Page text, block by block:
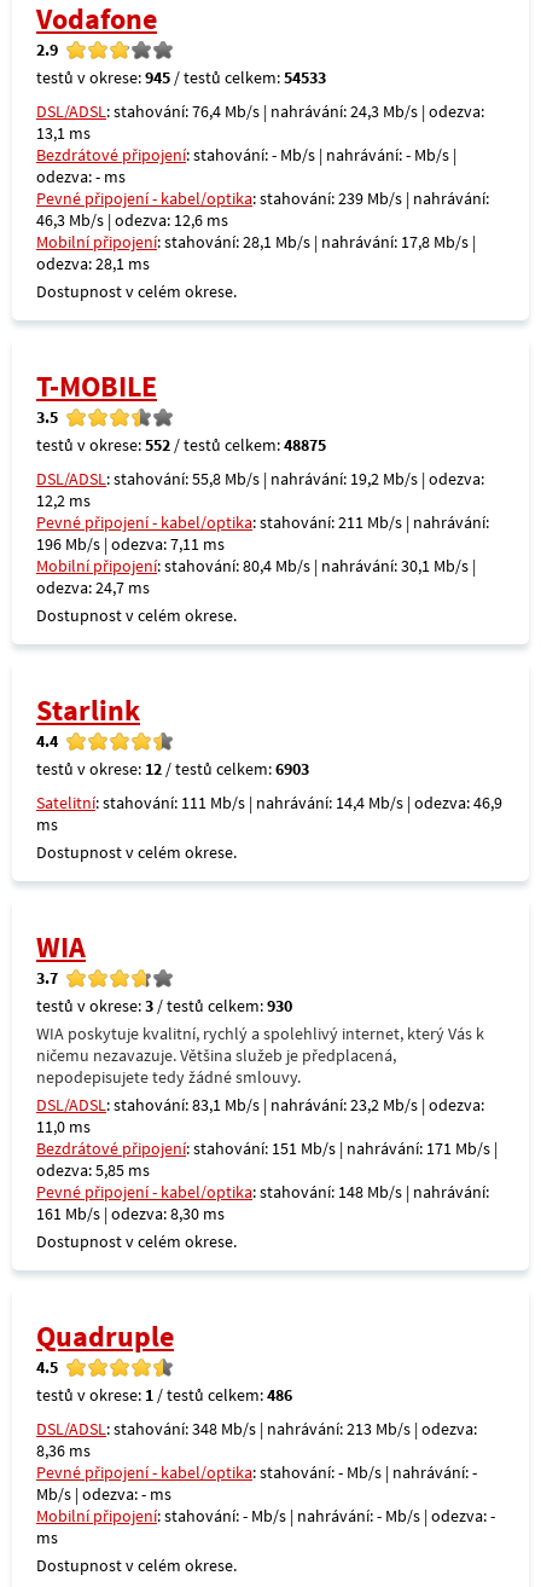
Vodafone
2.9
testů v okrese:945 / testů celkem:54533
DSL/ADSL: stahování: 76,4 Mb/s | nahrávání: 24,3 Mb/s | odezva:
13,1 ms
Bezdrátové připojení: stahování: - Mb/s | nahrávání: - Mb/s |
odezva: - ms
Pevné připojení - kabel/optika: stahování: 239 Mb/s | nahrávání:
46,3 Mb/s | odezva: 12,6 ms
Mobilní připojení: stahování: 28,1 Mb/s | nahrávání: 17,8 Mb/s |
odezva: 28,1 ms
Dostupnost v celém okrese.
T-MOBILE
3.5
testů v okrese:552 / testů celkem:48875
DSL/ADSL: stahování: 55,8 Mb/s | nahrávání: 19,2 Mb/s | odezva:
12,2 ms
Pevné připojení - kabel/optika: stahování: 211 Mb/s | nahrávání:
196 Mb/s | odezva: 7,11 ms
Mobilní připojení: stahování: 80,4 Mb/s | nahrávání: 30,1 Mb/s |
odezva: 24,7 ms
Dostupnost v celém okrese.
Starlink
4.4
testů v okrese: 12 / testů celkem:6903
Satelitní: stahování: 111 Mb/s | nahrávání: 14,4 Mb/s | odezva: 46,9
ms
Dostupnost v celém okrese.
WIA
3.7
testů v okrese:3 / testů celkem:930
WIA poskytuje kvalitní, rychlý a spolehlivý internet, který Vás k
ničemu nezavazuje. Většina služeb je předplacená,
nepodepisujete tedy žádné smlouvy.
DSL/ADSL: stahování: 83,1 Mb/s | nahrávání: 23,2 Mb/s | odezva:
11,0 ms
Bezdrátové připojení: stahování: 151 Mb/s | nahrávání: 171 Mb/s |
odezva: 5,85 ms
Pevné připojení - kabel/optika: stahování: 148 Mb/s | nahrávání:
161 Mb/s | odezva: 8,30 ms
Dostupnost v celém okrese.
Quadruple
4.5
testů v okrese: 1 / testů celkem:486
DSL/ADSL: stahování: 348 Mb/s | nahrávání: 213 Mb/s | odezva:
8,36 ms
Pevné připojení - kabel/optika: stahování: - Mb/s | nahrávání: -
Mb/s | odezva: - ms
Mobilní připojení: stahování: - Mb/s | nahrávání: - Mb/s | odezva: -
ms
Dostupnost v celém okrese.